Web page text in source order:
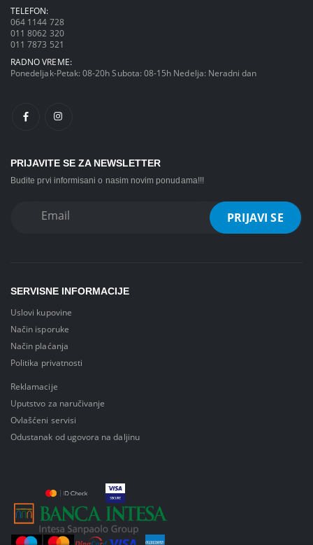
TELEFON:
064 1144 728
011 8062 320
011 7873 521
RADNO VREME:
Ponedeljak-Petak: 08-20h Subota: 08-15h Nedelja: Neradni dan
PRIJAVITE SE ZA NEWSLETTER
Budite prvi informisani o nasim novim ponudama!!!
SERVISNE INFORMACIJE
Uslovi kupovine
Način isporuke
Način plaćanja
Politika privatnosti
Reklamacije
Uputstvo za naručivanje
Ovlašćeni servisi
Odustanak od ugovora na daljinu